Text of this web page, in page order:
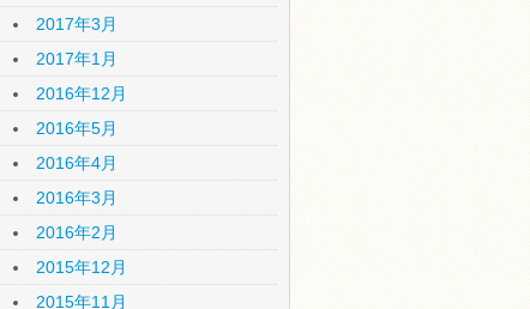
2017年3月
2017年1月
2016年12月
2016年5月
2016年4月
2016年3月
2016年2月
2015年12月
2015年11月